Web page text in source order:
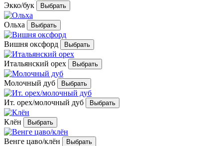
Экко/бук
Ольха
Вишня оксфорд
Итальянский орех
Молочный дуб
Ит. орех/молочный дуб
Клён
Венге цаво/клён